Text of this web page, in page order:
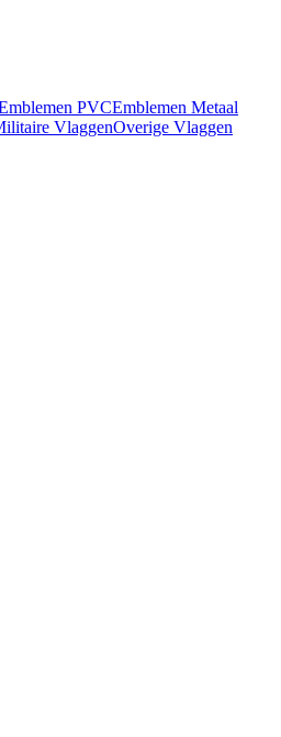
PVCEmblemen Metaal
VlaggenOverige Vlaggen